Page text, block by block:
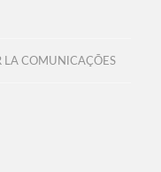
LA COMUNICAÇÕES